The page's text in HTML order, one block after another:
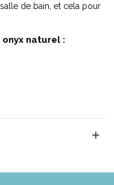
de bain, et cela pour
naturel :